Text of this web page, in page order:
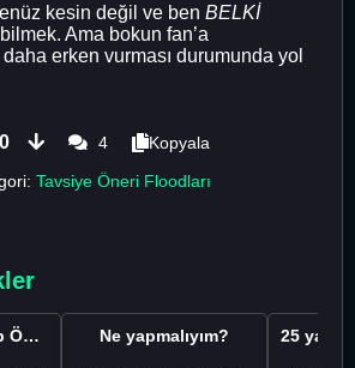
kesin değil ve ben BELKİ
Ama bokun fan’a
erken vurması durumunda yol
0 4
Kopyala
Tavsiye Öneri Floodları
Nörodiverjan Tıp Öğrencisi Yeni Bir Yol Arıyor Ne yapmalıyım?